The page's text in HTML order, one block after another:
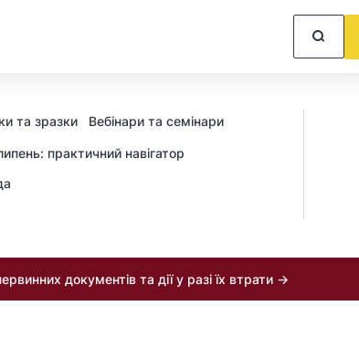
та зразки Вебінари та семінари
практичний навігатор
документів та дії у разі їх втрати →